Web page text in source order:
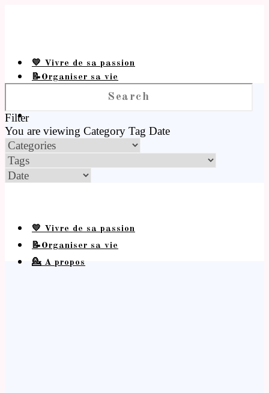
💛 Vivre de sa passion
📝Organiser sa vie
Filter
You are viewing Category Tag Date
💛 Vivre de sa passion
📝Organiser sa vie
💁 A propos